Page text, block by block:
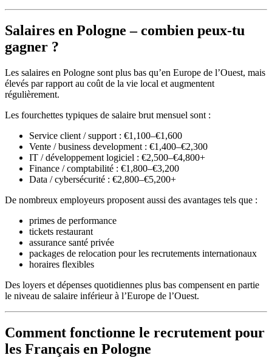
Salaires en Pologne – combien peux-tu
gagner ?
Les salaires en Pologne sont plus bas qu’en Europe de l’Ouest, mais
élevés par rapport au coût de la vie local et augmentent
régulièrement.
Les fourchettes typiques de salaire brut mensuel sont :
Service client / support : €1,100–€1,600
Vente / business development : €1,400–€2,300
IT / développement logiciel : €2,500–€4,800+
Finance / comptabilité : €1,800–€3,200
Data / cybersécurité : €2,800–€5,200+
De nombreux employeurs proposent aussi des avantages tels que :
primes de performance
tickets restaurant
assurance santé privée
packages de relocation pour les recrutements internationaux
horaires flexibles
Des loyers et dépenses quotidiennes plus bas compensent en partie
le niveau de salaire inférieur à l’Europe de l’Ouest.
Comment fonctionne le recrutement pour
les Français en Pologne